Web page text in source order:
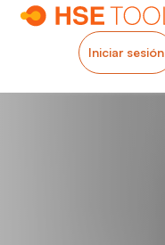
Iniciar sesión